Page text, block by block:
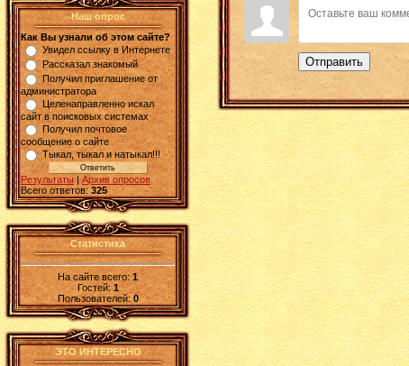
Наш опрос
Как Вы узнали об этом сайте?
Увидел ссылку в Интернете
Рассказал знакомый
Получил приглашение от
администратора
Целенаправленно искал
сайт в поисковых системах
Получил почтовое
сообщение о сайте
Тыкал, тыкал и натыкал!!!
Результаты |Архив опросов
Всего ответов: 325
Статистика
На сайте всего:1
Гостей:1
Пользователей: 0
ЭТО ИНТЕРЕСНО
Отправить